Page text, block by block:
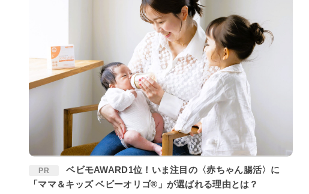
PR
ベビモAWARD1位！いま注目の〈赤ちゃん腸活〉に
「ママ＆キッズ ベビーオリゴ®」が選ばれる理由とは？